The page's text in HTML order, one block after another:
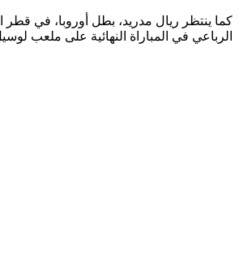
كما ينتظر ريال مدريد، بطل أوروبا، في قطر
الرباعي في المباراة النهائية على ملعب لوسيل (18 ديسمبر